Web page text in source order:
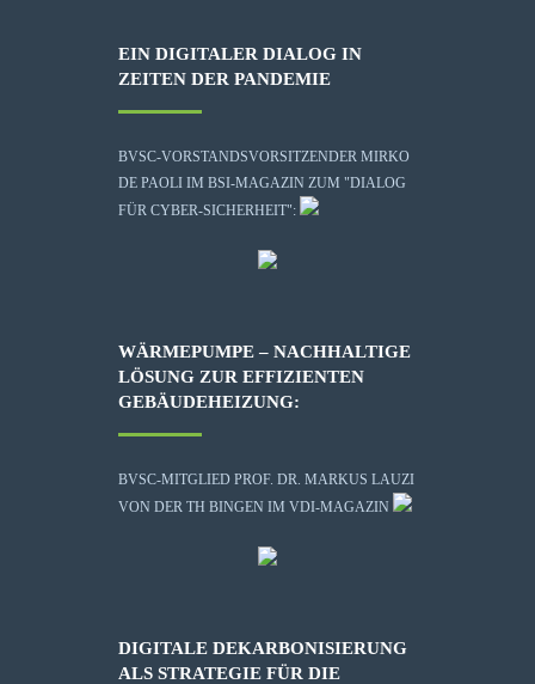
EIN DIGITALER DIALOG IN
ZEITEN DER PANDEMIE
BVSC-VORSTANDSVORSITZENDER MIRKO
DE PAOLI IM BSI-MAGAZIN ZUM "DIALOG
FÜR CYBER-SICHERHEIT":
WÄRMEPUMPE – NACHHALTIGE
LÖSUNG ZUR EFFIZIENTEN
GEBÄUDEHEIZUNG:
BVSC-MITGLIED PROF. DR. MARKUS LAUZI
VON DER TH BINGEN IM VDI-MAGAZIN
DIGITALE DEKARBONISIERUNG
ALS STRATEGIE FÜR DIE